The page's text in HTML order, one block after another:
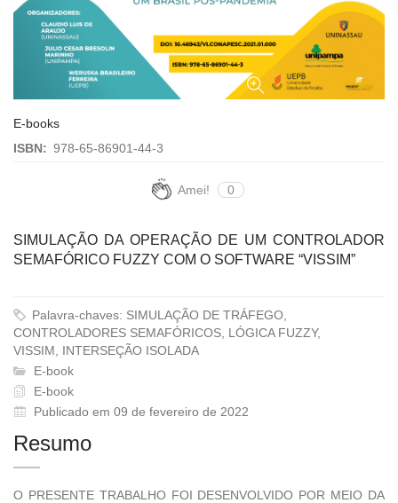
E-books
ISBN: 978-65-86901-44-3
Amei! 0
SIMULAÇÃO DA OPERAÇÃO DE UM CONTROLADOR
SEMAFÓRICO FUZZY COM O SOFTWARE “VISSIM”
Palavra-chaves: SIMULAÇÃO DE TRÁFEGO,
CONTROLADORES SEMAFÓRICOS, LÓGICA FUZZY,
VISSIM, INTERSEÇÃO ISOLADA
E-book
E-book
Publicado em 09 de fevereiro de 2022
Resumo
O PRESENTE TRABALHO FOI DESENVOLVIDO POR MEIO DA